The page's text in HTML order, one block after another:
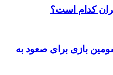
کدام است؟
بازی برای صعود به